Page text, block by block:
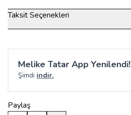
Taksit Seçenekleri
Melike Tatar App Yenilendi!
Şimdi indir.
Paylaş